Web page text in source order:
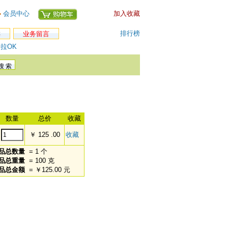
会员中心 加入收藏
业务留言
排行榜
OK
数量 总价 收藏
￥ 125 .00 收藏
总数量 = 1 个
总重量 = 100 克
总金额 = ￥125.00 元